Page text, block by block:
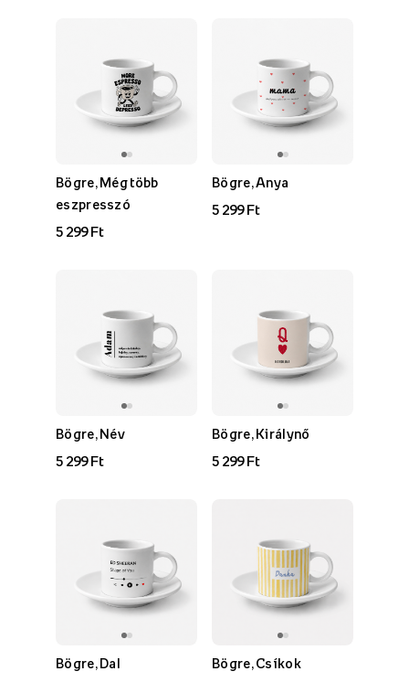
Bögre, Még több
eszpresszó
5 299 Ft
Bögre, Anya
5 299 Ft
Bögre, Név
5 299 Ft
Bögre, Királynő
5 299 Ft
Bögre, Dal Bögre, Csíkok